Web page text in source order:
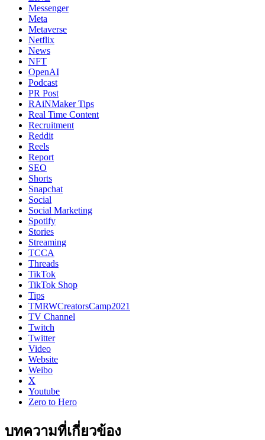
Messenger
Meta
Metaverse
Netflix
News
NFT
OpenAI
Podcast
PR Post
RAiNMaker Tips
Real Time Content
Recruitment
Reddit
Reels
Report
SEO
Shorts
Snapchat
Social
Social Marketing
Spotify
Stories
Streaming
TCCA
Threads
TikTok
TikTok Shop
Tips
TMRWCreatorsCamp2021
TV Channel
Twitch
Twitter
Video
Website
Weibo
X
Youtube
Zero to Hero
บทความที่เกี่ยวข้อง